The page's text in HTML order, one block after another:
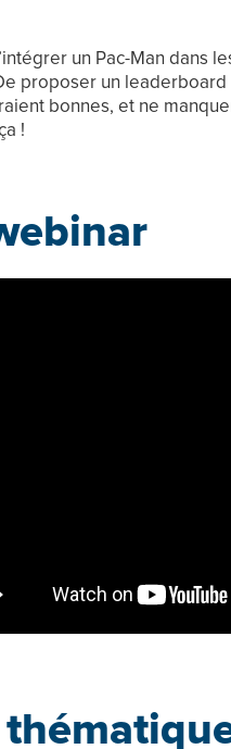
un Pac-Man dans
proposer un
bonnes, et ne
!